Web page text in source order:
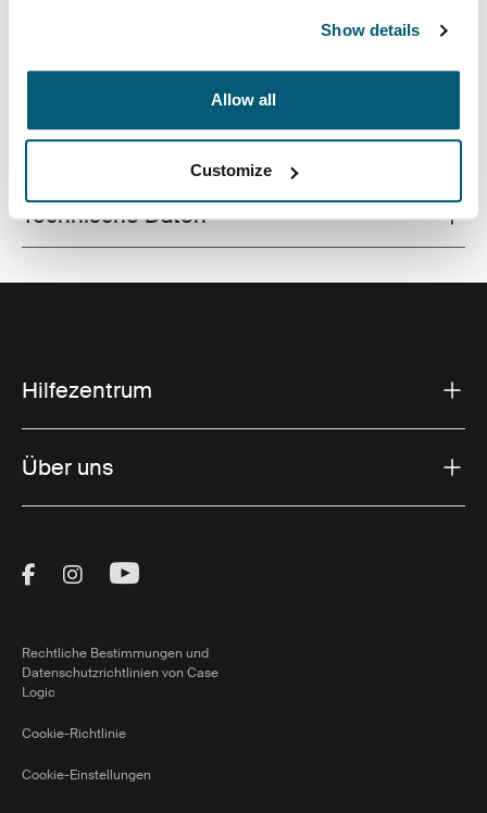
Show details
Allow all
Customize
Toggle features
Alle Eigenschaften
Technische Daten
Hilfezentrum
Über uns
Visit Thule on Facebook (external link)
Visit Thule on Instagram (external link)
Visit Thule on Youtube (external
Rechtliche Bestimmungen und
Datenschutzrichtlinien von Case
Logic
Cookie-Richtlinie
Cookie-Einstellungen